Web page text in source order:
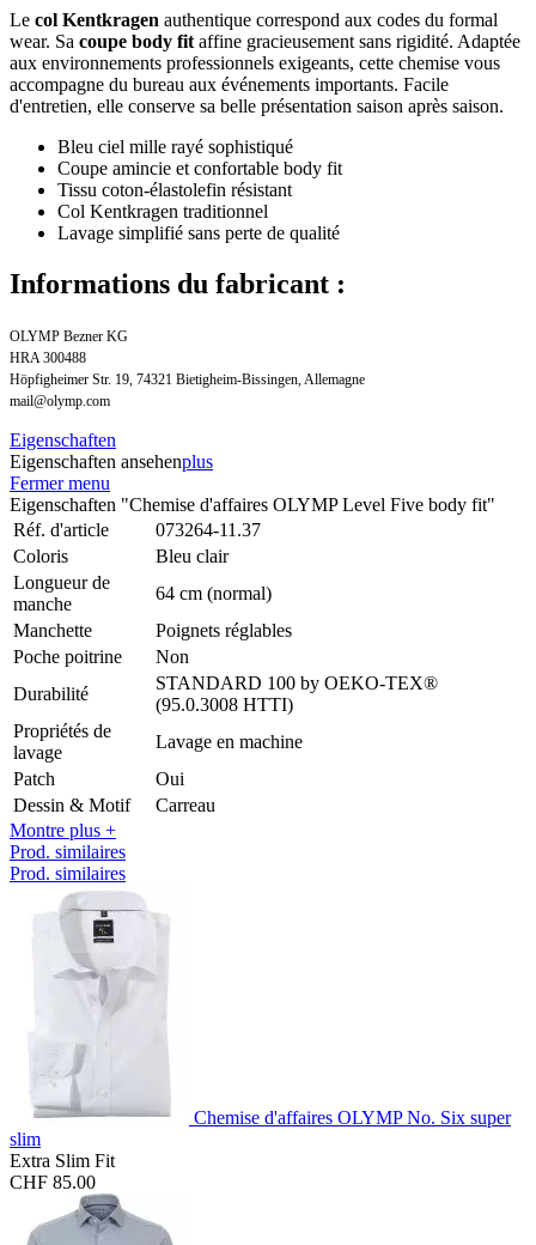
Le col Kentkragen authentique correspond aux codes du formal
wear. Sa coupe body fit affine gracieusement sans rigidité. Adaptée
aux environnements professionnels exigeants, cette chemise vous
accompagne du bureau aux événements importants. Facile
d'entretien, elle conserve sa belle présentation saison après saison.
Bleu ciel mille rayé sophistiqué
Coupe amincie et confortable body fit
Tissu coton-élastolefin résistant
Col Kentkragen traditionnel
Lavage simplifié sans perte de qualité
Informations du fabricant :
OLYMP Bezner KG
HRA 300488
Höpfigheimer Str. 19, 74321 Bietigheim-Bissingen, Allemagne
mail@olymp.com
Eigenschaften
Eigenschaften ansehenplus
Fermer menu
Eigenschaften "Chemise d'affaires OLYMP Level Five body fit"
Réf. d'article
073264-11.37
Coloris
Bleu clair
Longueur de
manche
64 cm (normal)
Manchette
Poignets réglables
Poche poitrine
Non
Durabilité
STANDARD 100 by OEKO-TEX®
(95.0.3008 HTTI)
Propriétés de
lavage
Lavage en machine
Patch
Oui
Dessin & Motif
Carreau
Montre plus +
Prod. similaires
Prod. similaires
Chemise d'affaires OLYMP No. Six super
slim
Extra Slim Fit
CHF 85.00